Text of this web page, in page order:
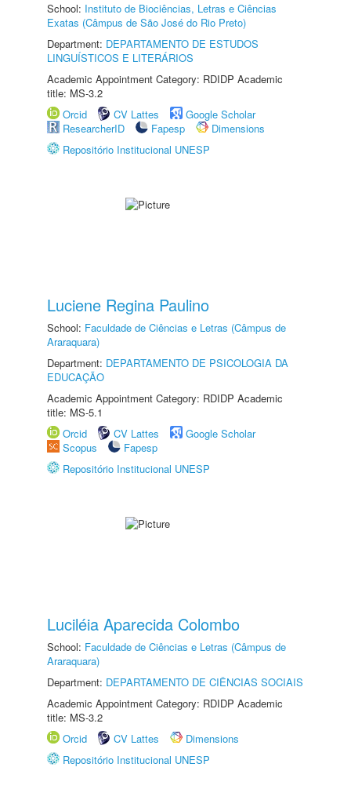
School: Instituto de Biociências, Letras e Ciências
Exatas (Câmpus de São José do Rio Preto)
Department: DEPARTAMENTO DE ESTUDOS
LINGUÍSTICOS E LITERÁRIOS
Academic Appointment Category: RDIDP Academic
title: MS-3.2
Orcid
CV Lattes
Google Scholar
ResearcherID
Fapesp
Dimensions
Repositório Institucional UNESP
Luciene Regina Paulino
School: Faculdade de Ciências e Letras (Câmpus de
Araraquara)
Department: DEPARTAMENTO DE PSICOLOGIA DA
EDUCAÇÃO
Academic Appointment Category: RDIDP Academic
title: MS-5.1
Orcid
CV Lattes
Google Scholar
Scopus
Fapesp
Repositório Institucional UNESP
Luciléia Aparecida Colombo
School: Faculdade de Ciências e Letras (Câmpus de
Araraquara)
Department: DEPARTAMENTO DE CIÊNCIAS SOCIAIS
Academic Appointment Category: RDIDP Academic
title: MS-3.2
Orcid
CV Lattes
Dimensions
Repositório Institucional UNESP